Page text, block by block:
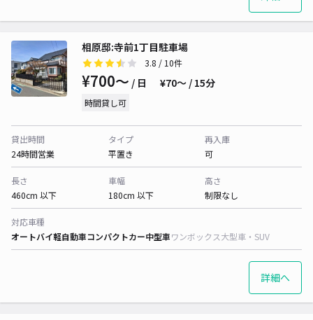
相原邸:寺前1丁目駐車場
3.8 / 10件
¥700〜 / 日 ¥70〜 / 15分
時間貸し可
貸出時間
24時間営業
タイプ
平置き
再入庫
可
長さ
460cm 以下
車幅
180cm 以下
高さ
制限なし
対応車種
オートバイ軽自動車コンパクトカー中型車ワンボックス大型車・SUV
詳細へ